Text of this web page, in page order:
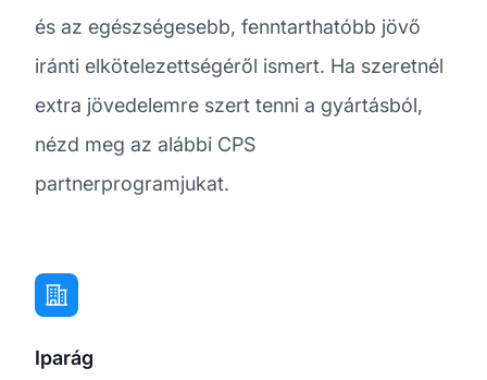
és az egészségesebb, fenntarthatóbb jövő
iránti elkötelezettségéről ismert. Ha szeretnél
extra jövedelemre szert tenni a gyártásból,
nézd meg az alábbi CPS
partnerprogramjukat.
Iparág